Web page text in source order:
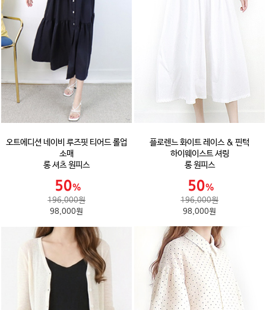
오트에디션 네이비 루즈핏 티어드 롤업
소매
롱 셔츠 원피스
196,000원
98,000원
플로렌느 화이트 레이스 & 핀턱
하이웨이스트 셔링
롱 원피스
196,000원
98,000원